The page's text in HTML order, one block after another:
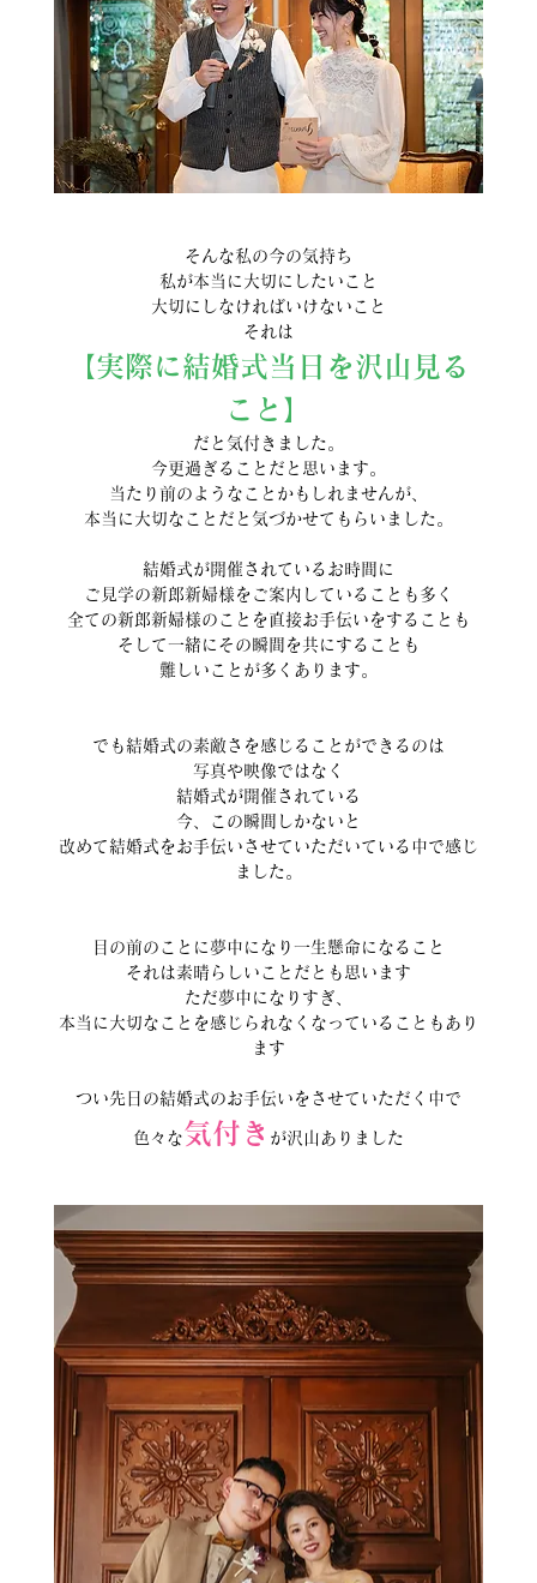
そんな私の今の気持ち
私が本当に大切にしたいこと
大切にしなければいけないこと
それは
【実際に結婚式当日を沢山見る
こと】
だと気付きました。
今更過ぎることだと思います。
当たり前のようなことかもしれませんが、
本当に大切なことだと気づかせてもらいました。
結婚式が開催されているお時間に
ご見学の新郎新婦様をご案内していることも多く
全ての新郎新婦様のことを直接お手伝いをすることも
そして一緒にその瞬間を共にすることも
難しいことが多くあります。
でも結婚式の素敵さを感じることができるのは
写真や映像ではなく
結婚式が開催されている
今、この瞬間しかないと
改めて結婚式をお手伝いさせていただいている中で感じ
ました。
目の前のことに夢中になり一生懸命になること
それは素晴らしいことだとも思います
ただ夢中になりすぎ、
本当に大切なことを感じられなくなっていることもあり
ます
つい先日の結婚式のお手伝いをさせていただく中で
色々な気付き が沢山ありました